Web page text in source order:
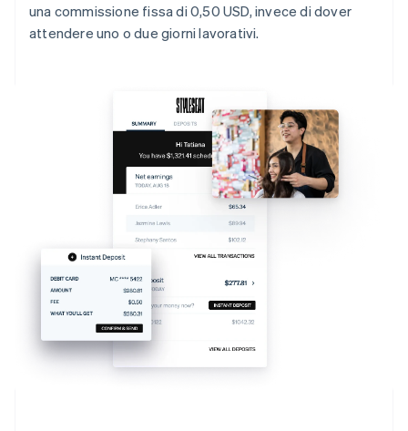
una commissione fissa di 0,50 USD, invece di dover
attendere uno o due giorni lavorativi.